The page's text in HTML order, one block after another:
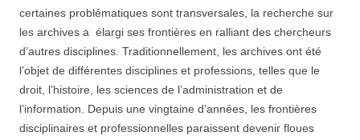
certaines problématiques sont transversales, la recherche sur
les archives a élargi ses frontières en ralliant des chercheurs
d’autres disciplines. Traditionnellement, les archives ont été
l’objet de différentes disciplines et professions, telles que le
droit, l’histoire, les sciences de l’administration et de
l’information. Depuis une vingtaine d’années, les frontières
disciplinaires et professionnelles paraissent devenir floues